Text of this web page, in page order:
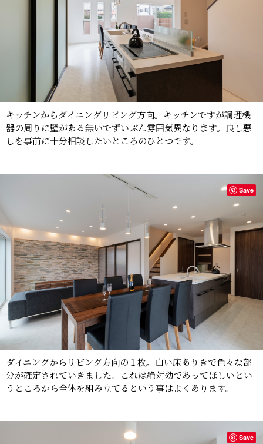
キッチンからダイニングリビング方向。キッチンですが調理機
器の周りに壁がある無いでずいぶん雰囲気異なります。良し悪
しを事前に十分相談したいところのひとつです。
ダイニングからリビング方向の１枚。白い床ありきで色々な部
分が確定されていきました。これは絶対効であってほしいとい
うところから全体を組み立てるという事はよくあります。
Save
Save